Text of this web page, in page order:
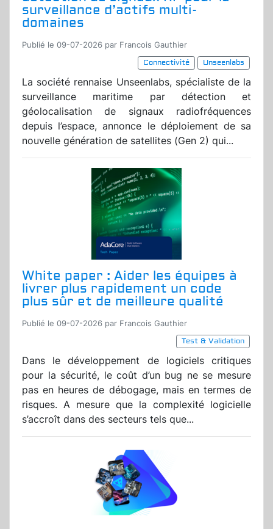
surveillance d’actifs multi-
domaines
Publié le 09-07-2026 par Francois Gauthier
Connectivité
Unseenlabs
La société rennaise Unseenlabs, spécialiste de la
surveillance maritime par détection et
géolocalisation de signaux radiofréquences
depuis l’espace, annonce le déploiement de sa
nouvelle génération de satellites (Gen 2) qui...
White paper : Aider les équipes à
livrer plus rapidement un code
plus sûr et de meilleure qualité
Publié le 09-07-2026 par Francois Gauthier
Test & Validation
Dans le développement de logiciels critiques
pour la sécurité, le coût d’un bug ne se mesure
pas en heures de débogage, mais en termes de
risques. A mesure que la complexité logicielle
s’accroît dans des secteurs tels que...